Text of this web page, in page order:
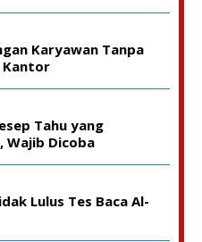
Karyawan Tanpa
Kantor
Tahu yang
Wajib Dicoba
Lulus Tes Baca Al-